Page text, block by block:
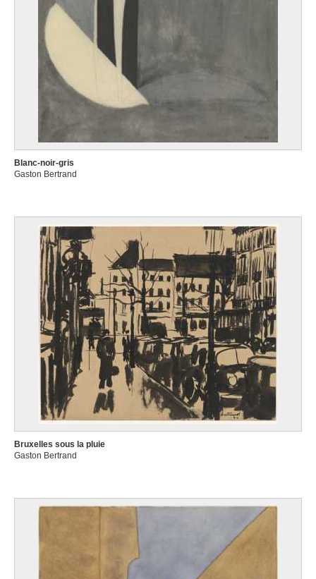
Blanc-noir-gris
Gaston Bertrand
Bruxelles sous la pluie
Gaston Bertrand